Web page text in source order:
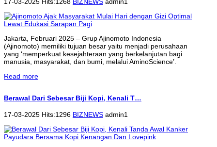
Jakarta, Februari 2025 – Grup Ajinomoto Indonesia
(Ajinomoto) memiliki tujuan besar yaitu menjadi perusahaan
yang ‘memperkuat kesejahteraan yang berkelanjutan bagi
manusia, masyarakat, dan bumi, melalui AminoScience’.
Read more
Berawal Dari Sebesar Biji Kopi, Kenali T…
17-03-2025 Hits:1296 BIZNEWS admin1